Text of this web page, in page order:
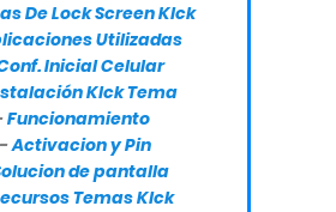
De Lock Screen Klck
Utilizadas
Inicial Celular
Klck Tema
Funcionamiento
Activacion y Pin
de pantalla
Temas Klck